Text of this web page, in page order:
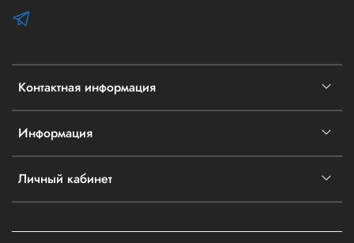
Контактная информация
Информация
Личный кабинет